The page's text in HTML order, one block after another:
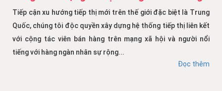
Tiếp cận xu hướng tiếp thị mới trên thế giới đặc biệt là Trung
Quốc, chúng tôi độc quyền xây dựng hệ thống tiếp thị liên kết
với cộng tác viên bán hàng trên mạng xã hội và người nổi
tiếng với hàng ngàn nhân sự rộng...
Đọc thêm